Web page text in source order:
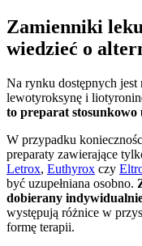
Zamienniki
wiedzieć o
Na rynku dostępnych jest
lewotyroksynę i
to preparat
W przypadku
preparaty zawierające
Letrox, Euthyrox czy
być uzupełniana osobno.
dobierany
występują różnice w
formę terapii.